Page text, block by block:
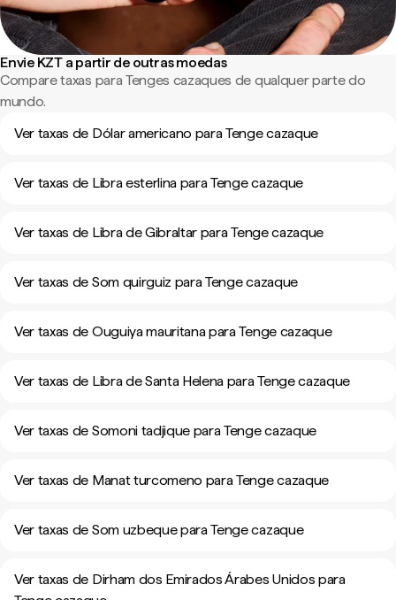
Envie KZT a partir de outras moedas
Compare taxas para Tenges cazaques de qualquer parte do
mundo.
Ver taxas de Dólar americano para Tenge cazaque
Ver taxas de Libra esterlina para Tenge cazaque
Ver taxas de Libra de Gibraltar para Tenge cazaque
Ver taxas de Som quirguiz para Tenge cazaque
Ver taxas de Ouguiya mauritana para Tenge cazaque
Ver taxas de Libra de Santa Helena para Tenge cazaque
Ver taxas de Somoni tadjique para Tenge cazaque
Ver taxas de Manat turcomeno para Tenge cazaque
Ver taxas de Som uzbeque para Tenge cazaque
Ver taxas de Dirham dos Emirados Árabes Unidos para